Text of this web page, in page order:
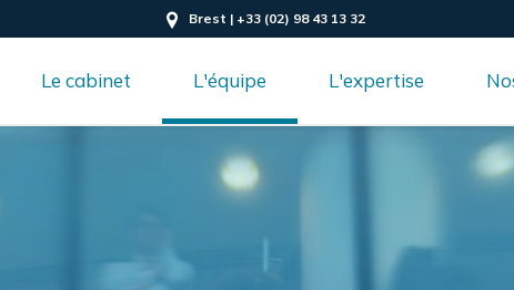
Brest | +33 (02) 98 43 13 32
Le cabinet L'équipe L'expertise